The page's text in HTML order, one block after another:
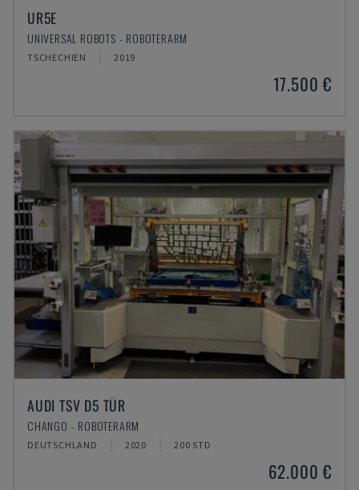
UR5E
UNIVERSAL ROBOTS - ROBOTERARM
TSCHECHIEN 2019
17.500 €
AUDI TSV D5 TÜR
CHANGO - ROBOTERARM
DEUTSCHLAND 2020 200 STD
62.000 €